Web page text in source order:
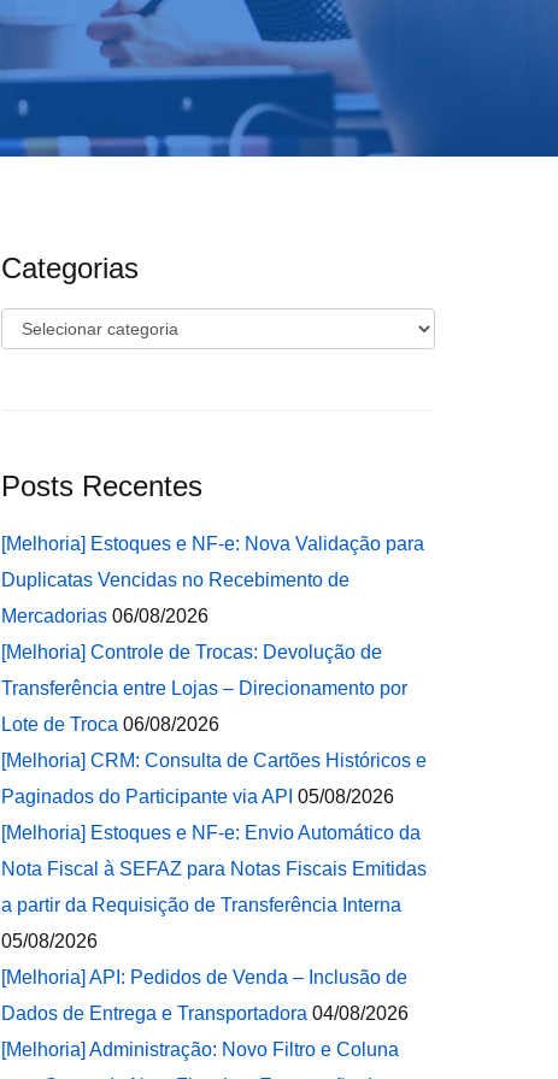
Categorias
Categorias
Posts Recentes
[Melhoria] Estoques e NF-e: Nova Validação para
Duplicatas Vencidas no Recebimento de
Mercadorias 06/08/2026
[Melhoria] Controle de Trocas: Devolução de
Transferência entre Lojas – Direcionamento por
Lote de Troca 06/08/2026
[Melhoria] CRM: Consulta de Cartões Históricos e
Paginados do Participante via API 05/08/2026
[Melhoria] Estoques e NF-e: Envio Automático da
Nota Fiscal à SEFAZ para Notas Fiscais Emitidas
a partir da Requisição de Transferência Interna
05/08/2026
[Melhoria] API: Pedidos de Venda – Inclusão de
Dados de Entrega e Transportadora 04/08/2026
[Melhoria] Administração: Novo Filtro e Coluna